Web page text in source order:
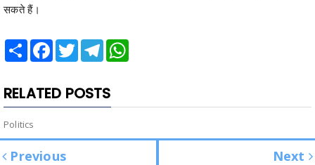
सकते हैं।
Share Facebook
TwitterTelegram
RELATED POSTS
Politics
Previous Next